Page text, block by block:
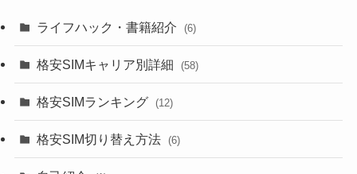
ライフハック・書籍紹介 (6)
格安SIMキャリア別詳細 (58)
格安SIMランキング (12)
格安SIM切り替え方法 (6)